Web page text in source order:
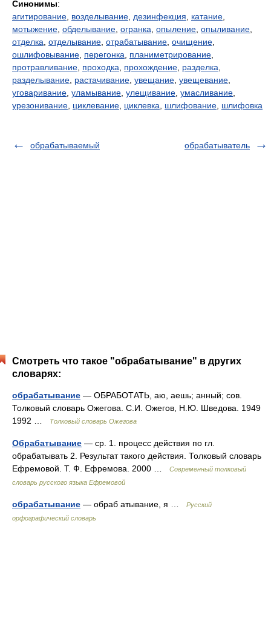
Синонимы:
агитирование возделывание дезинфекция катание
мотыжение обделывание огранка опыление опыливание
отделка отделывание отрабатывание очищение
ошлифовывание перегонка планиметрирование
протравливание проходка прохождение разделка
разделывание растачивание увещание увещевание
уговаривание уламывание улещивание умасливание
урезонивание циклевание циклевка шлифование шлифовка
обрабатываемый обрабатыватель
Смотреть что такое "обрабатывание" в других
словарях:
обрабатывание — ОБРАБОТАТЬ, аю, аешь; анный; сов.
Толковый словарь Ожегова. С.И. Ожегов, Н.Ю. Шведова. 1949
1992 …
Толковый словарь Ожегова
Обрабатывание — ср. 1. процесс действия по гл.
обрабатывать 2. Результат такого действия. Толковый словарь
Ефремовой. Т. Ф. Ефремова. 2000 …
Современный толковый
словарь русского языка Ефремовой
обрабатывание — обраб атывание, я …
Русский
орфографический словарь